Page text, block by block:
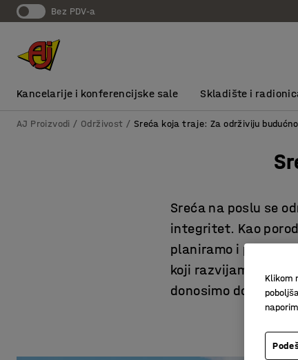
bez PDV-a
Kancelarije i konferencijske sale Skladište i
AJ Proizvodi Održivost Sreća koja traje: Za održiviju
Sreća na poslu se
integritet. Kao
planiramo i
koji razvijamo naše
donosimo
Klikom